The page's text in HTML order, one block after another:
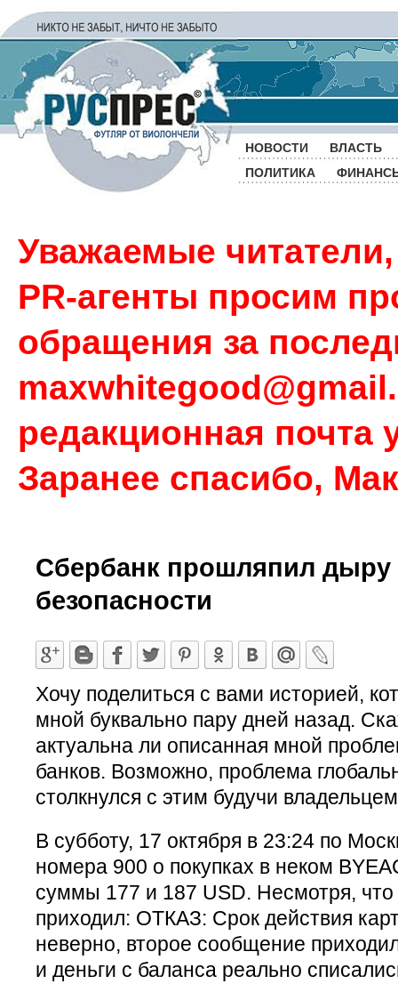
НОВОСТИ
ВЛАСТЬ
ПОЛИТИКА
Уважаемые
PR-агенты просим
обращения за
редакционная почта
Заранее спасибо,
Сбербанк прошляпил дыру
безопасности
Хочу поделиться с вами историей,
мной буквально пару дней назад.
актуальна ли описанная мной
банков. Возможно, проблема
столкнулся с этим будучи
В субботу, 17 октября в 23:24 по
номера 900 о покупках в неком
суммы 177 и 187 USD. Несмотря,
приходил: ОТКАЗ: Срок действия
неверно, второе сообщение
и деньги с баланса реально